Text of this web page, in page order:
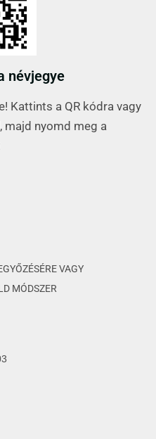
névjegye
Kattints a QR kódra vagy
majd nyomd meg a
VAGY
MÓDSZER